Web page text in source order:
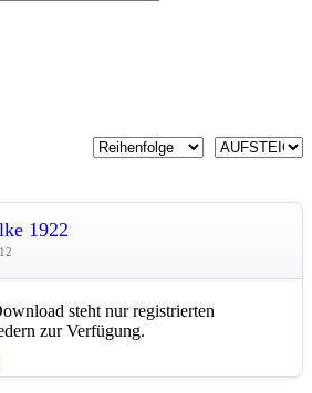
1922
steht nur registrierten
zur Verfügung.